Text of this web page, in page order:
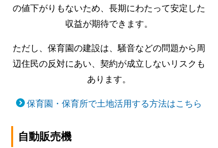
の値下がりもないため、長期にわたって安定した
収益が期待できます。
ただし、保育園の建設は、騒音などの問題から周
辺住民の反対にあい、契約が成立しないリスクも
あります。
保育園・保育所で土地活用する方法はこちら
自動販売機